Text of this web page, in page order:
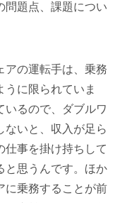
題点、課題につい
の運転手は、乗務
に限られていま
いるので、ダブルワ
ないと、収入が足ら
仕事を掛け持ちして
と思うんです。ほか
に乗務することが前